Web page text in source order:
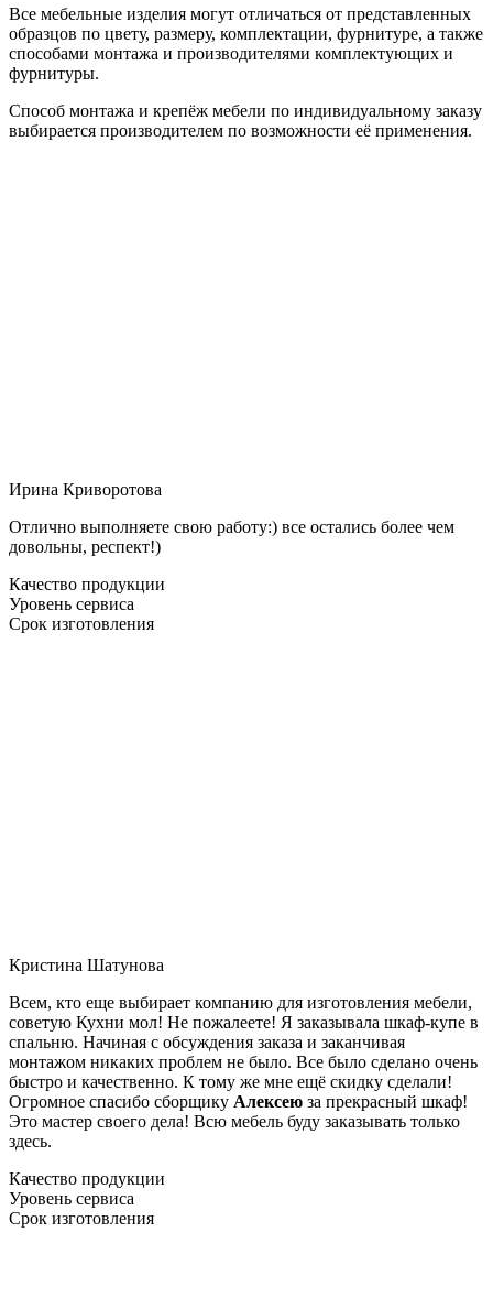
Все мебельные изделия могут отличаться от представленных
образцов по цвету, размеру, комплектации, фурнитуре, а также
способами монтажа и производителями комплектующих и
фурнитуры.
Способ монтажа и крепёж мебели по индивидуальному заказу
выбирается производителем по возможности её применения.
Ирина Криворотова
Отлично выполняете свою работу:) все остались более чем
довольны, респект!)
Качество продукции
Уровень сервиса
Срок изготовления
Кристина Шатунова
Всем, кто еще выбирает компанию для изготовления мебели,
советую Кухни мол! Не пожалеете! Я заказывала шкаф-купе в
спальню. Начиная с обсуждения заказа и заканчивая
монтажом никаких проблем не было. Все было сделано очень
быстро и качественно. К тому же мне ещё скидку сделали!
Огромное спасибо сборщику Алексею за прекрасный шкаф!
Это мастер своего дела! Всю мебель буду заказывать только
здесь.
Качество продукции
Уровень сервиса
Срок изготовления